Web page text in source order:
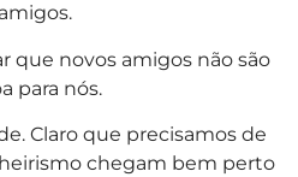
que novos amigos não são
para nós.
Claro que precisamos de
chegam bem perto